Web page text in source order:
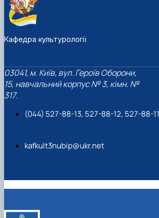
Кафедра культурології
03041, м. Київ, вул. Героїв Оборони,
15, навчальний корпус № 3, кімн. №
317.
(044) 527-88-13, 527-88-12, 527-88-11
kafkult3nubip@ukr.net